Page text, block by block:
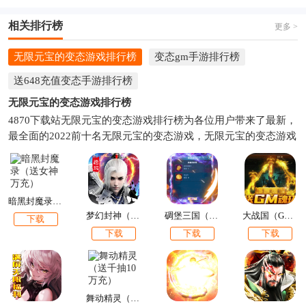
相关排行榜 更多 >
无限元宝的变态游戏排行榜 变态gm手游排行榜
送648充值变态手游排行榜
无限元宝的变态游戏排行榜
4870下载站无限元宝的变态游戏排行榜为各位用户带来了最新，
最全面的2022前十名无限元宝的变态游戏，无限元宝的变态游戏
排名。对无限元宝的变态游戏感兴趣的朋友，下面就上4870下载
站看看吧。
暗黑封魔录（送女神万充）
下载
梦幻封神（送十万真充）
下载
碉堡三国（GM刷充）
下载
大战国（GM魂环无限刀）
下载
舞动精灵（送千抽10万充）